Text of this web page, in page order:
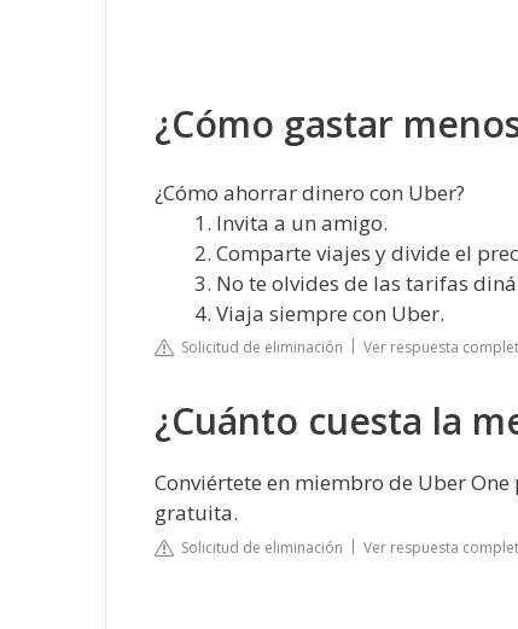
¿Cómo gastar
¿Cómo ahorrar dinero con Uber?
Invita a un amigo.
Comparte viajes y divide el
No te olvides de las tarifas
Viaja siempre con Uber.
Solicitud de eliminación Ver respuesta
¿Cuánto cuesta la
Conviértete en miembro de Uber
gratuita.
Solicitud de eliminación Ver respuesta